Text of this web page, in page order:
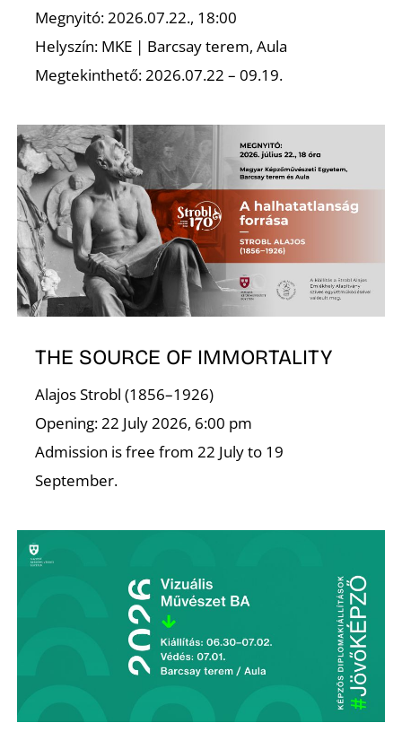
Megnyitó: 2026.07.22., 18:00
Helyszín: MKE | Barcsay terem, Aula
Megtekinthető: 2026.07.22 – 09.19.
THE SOURCE OF IMMORTALITY
Alajos Strobl (1856–1926)
Opening: 22 July 2026, 6:00 pm
Admission is free from 22 July to 19
September.